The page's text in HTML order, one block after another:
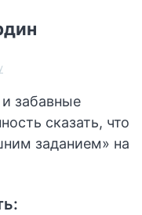
забавные
сказать, что
заданием» на